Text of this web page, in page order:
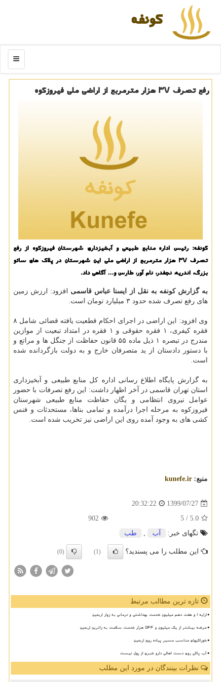
كونفه
منو
رفع تصرف ۳۷ هزار مترمربع از اراضی ملی فیروزكوه
كونفه: رئیس اداره منابع طبیعی و آبخیزداری شهرستان فیروزكوه از رفع
تصرف 37 هزار مترمربع از اراضی ملی این شهرستان در پلاك های سائو
بزرگ، اندریه، نجفدر، نام آور، طارس و... آگاهی داد.
به گزارش کونفه به نقل از ایسنا عباس قاسمی افزود: ارزش زمین
های رفع تصرف شده حدود ۳ میلیارد تومان است.
وی افزود: این اراضی در اجرای احکام قطعیت یافته قضائی شامل ۸
فقره کیفری، ۱ فقره حقوقی و ۱ فقره در امتداد تبعیت از موازین
مندرج در تبصره ۱ ذیل ماده ۵۵ قانون حفاظت از جنگل ها و مراتع و
با دستور دادستان از ید متصرفان خارج و به دولت بازگردانده شده
است.
به گزارش پایگاه اطلاع رسانی اداره کل منابع طبیعی و آبخیزداری
استان تهران قاسمی در آخر اظهار داشت: این رفع تصرفات با حضور
عوامل نیروی انتظامی و یگان حفاظت منابع طبیعی شهرستان
فیروزکوه به مرحله اجرا درآمده و تمامی بناها، مستحدثات و فنس
کشی های به وجود آمده روی این اراضی نیز تخریب شده است.
منبع: kunefe.ir
1399/07/27
20:32:22
5.0
/ 5
902
تگهای خبر:
آب , طب
این مطلب را می پسندید؟ (1)
(0)
تازه ترین مطالب مرتبط
ارایه ۱ و هفت دهم میلیون خدمت بهداشتی و درمانی به زوار اربعین
عرضه بیشتر از یک میلیون و ۵۴۴ هزار خدمت سلامت به زائرین اربعین
خوراکیهای مناسب مسیر پیاده روی اربعین
آب پاکی روی دست اهالی دارو خبری از پول نیست
نظرات بینندگان در مورد این مطلب